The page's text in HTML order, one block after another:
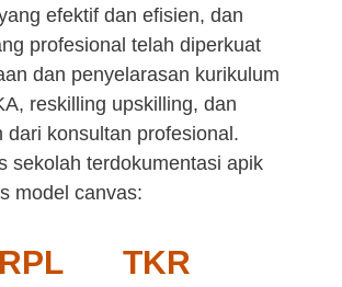
efektif dan efisien, dan
profesional telah diperkuat
dan penyelarasan kurikulum
reskilling upskilling, dan
dari konsultan profesional.
sekolah terdokumentasi apik
model canvas:
RPL TKR